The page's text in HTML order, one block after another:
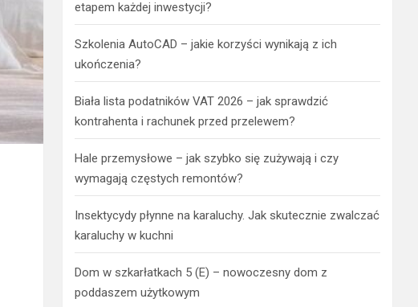
etapem każdej inwestycji?
Szkolenia AutoCAD – jakie korzyści wynikają z ich
ukończenia?
Biała lista podatników VAT 2026 – jak sprawdzić
kontrahenta i rachunek przed przelewem?
Hale przemysłowe – jak szybko się zużywają i czy
wymagają częstych remontów?
Insektycydy płynne na karaluchy. Jak skutecznie zwalczać
karaluchy w kuchni
Dom w szkarłatkach 5 (E) – nowoczesny dom z
poddaszem użytkowym